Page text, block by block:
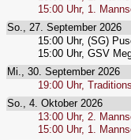
15:00 Uhr, 1.
So., 27. September 2026
15:00 Uhr, (SG)
15:00 Uhr, GSV
Mi., 30. September 2026
19:00 Uhr,
So., 4. Oktober 2026
13:00 Uhr, 2.
15:00 Uhr, 1.